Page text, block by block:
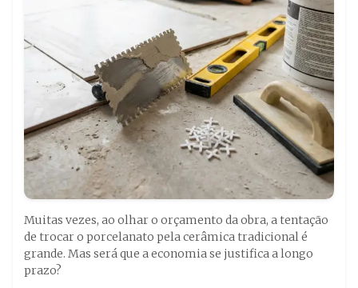
Muitas vezes, ao olhar o orçamento da obra, a tentação
de trocar o porcelanato pela cerâmica tradicional é
grande. Mas será que a economia se justifica a longo
prazo?